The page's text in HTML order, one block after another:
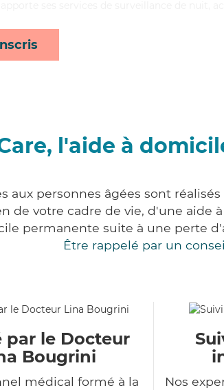
l'aide à
aux personnes âgées sont
de votre cadre de vie, d'une
permanente suite à une perte
Être rappelé par un
par le Docteur
Bougrini
médical formé à la
Nos